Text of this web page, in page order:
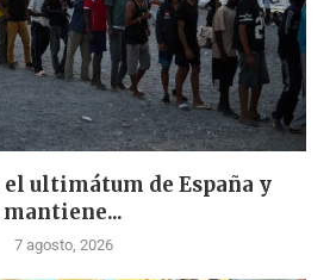
ultimátum de España y
mantiene...
7 agosto, 2026